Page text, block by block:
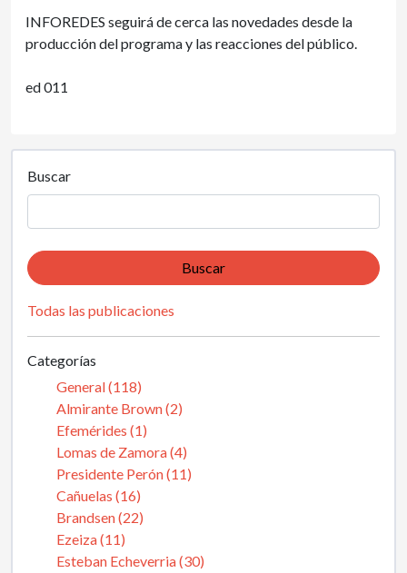
INFOREDES seguirá de cerca las novedades desde la
producción del programa y las reacciones del público.
ed 011
Buscar
Buscar
Todas las publicaciones
Categorías
General (118)
Almirante Brown (2)
Efemérides (1)
Lomas de Zamora (4)
Presidente Perón (11)
Cañuelas (16)
Brandsen (22)
Ezeiza (11)
Esteban Echeverria (30)